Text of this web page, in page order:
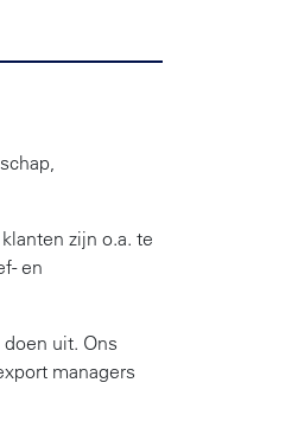
zijn o.a. te
en
uit. Ons
managers